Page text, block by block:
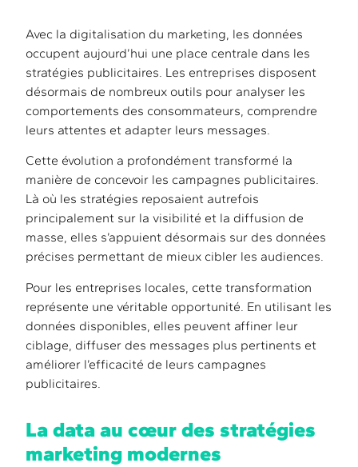
Avec la digitalisation du marketing, les données
occupent aujourd’hui une place centrale dans les
stratégies publicitaires. Les entreprises disposent
désormais de nombreux outils pour analyser les
comportements des consommateurs, comprendre
leurs attentes et adapter leurs messages.
Cette évolution a profondément transformé la
manière de concevoir les campagnes publicitaires.
Là où les stratégies reposaient autrefois
principalement sur la visibilité et la diffusion de
masse, elles s’appuient désormais sur des données
précises permettant de mieux cibler les audiences.
Pour les entreprises locales, cette transformation
représente une véritable opportunité. En utilisant les
données disponibles, elles peuvent affiner leur
ciblage, diffuser des messages plus pertinents et
améliorer l’efficacité de leurs campagnes
publicitaires.
La data au cœur des stratégies
marketing modernes